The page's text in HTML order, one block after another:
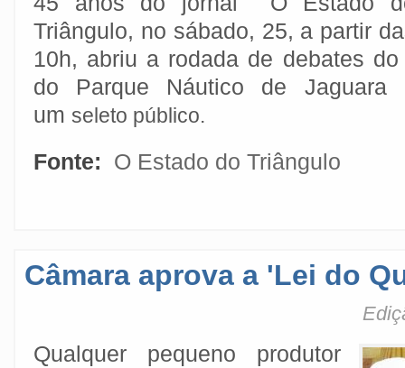
Triângulo, no sábado, 25, a partir
10h, abriu a rodada de debates
do Parque Náutico de
um seleto público.
Fonte: O Estado do Triângulo
Câmara aprova a 'Lei do
Qualquer pequeno produtor